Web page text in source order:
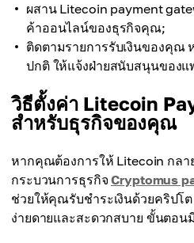
ผสาน Litecoin payment
ค้าออนไลน์ของธุรกิจคุณ;
ติดตามรายการรับเงินของคุณ
ปกติ ให้แจ้งฝ่ายสนับสนุนของ
วิธีตั้งค่า Litecoin
สำหรับธุรกิจของคุณ
หากคุณต้องการให้ Litecoin กลา
กระบวนการธุรกิจCryptomus
ช่วยให้คุณรับชำระเงินด้วยคริปโต
ง่ายดายและสะดวกสบาย ขั้นตอน